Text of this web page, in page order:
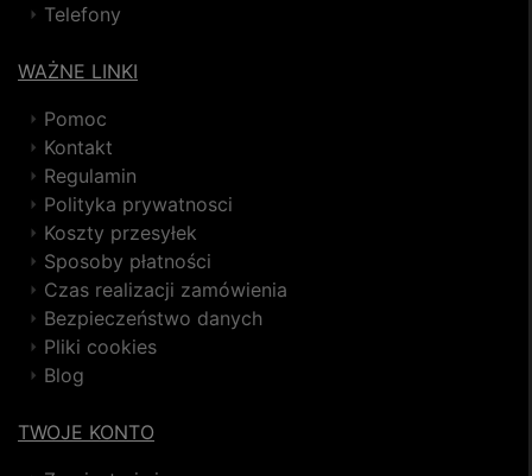
Telefony
WAŻNE LINKI
Pomoc
Kontakt
Regulamin
Polityka prywatnosci
Koszty przesyłek
Sposoby płatności
Czas realizacji zamówienia
Bezpieczeństwo danych
Pliki cookies
Blog
TWOJE KONTO